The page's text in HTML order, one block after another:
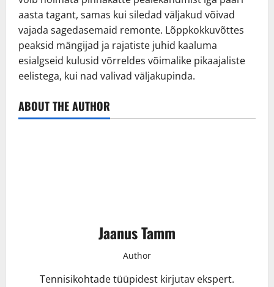
aasta tagant, samas kui siledad väljakud võivad
vajada sagedasemaid remonte. Lõppkokkuvõttes
peaksid mängijad ja rajatiste juhid kaaluma
esialgseid kulusid võrreldes võimalike pikaajaliste
eelistega, kui nad valivad väljakupinda.
ABOUT THE AUTHOR
Jaanus Tamm
Author
Tennisikohtade tüüpidest kirjutav ekspert.